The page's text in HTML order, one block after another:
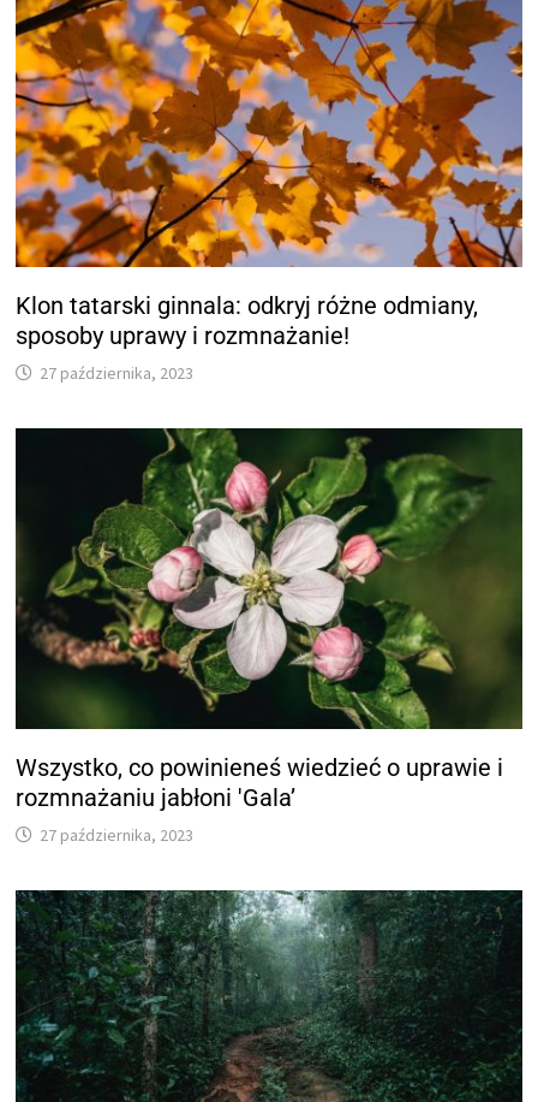
Klon tatarski ginnala: odkryj różne odmiany,
sposoby uprawy i rozmnażanie!
27 października, 2023
Wszystko, co powinieneś wiedzieć o uprawie i
rozmnażaniu jabłoni 'Gala’
27 października, 2023